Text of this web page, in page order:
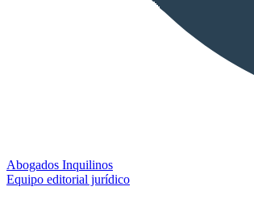
Abogados Inquilinos
Equipo editorial jurídico